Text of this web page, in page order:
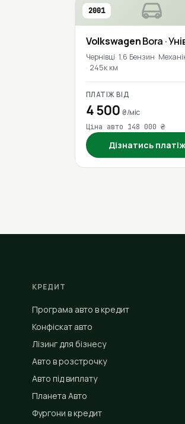
2001
VolkswagenBora ·
Чернівці 1.6 Бензин
245к км
ПЛАТІЖ ВІД
4 500₴/міс
Ціна авто 148 000 ₴
Дізнатись платіж
КРЕДИТ
Програма авто в кредит
Конфіскат авто
Лізинг для бізнесу
Авто в розстрочку
Авто під виплату
Планета Авто
Фургони в кредит